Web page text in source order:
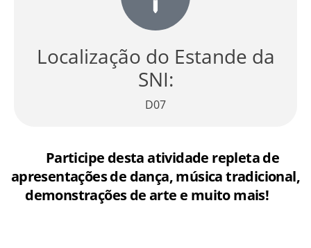
Localização do Estande da
SNI:
D07
Participe desta atividade repleta de
apresentações de dança, música tradicional,
demonstrações de arte e muito mais!